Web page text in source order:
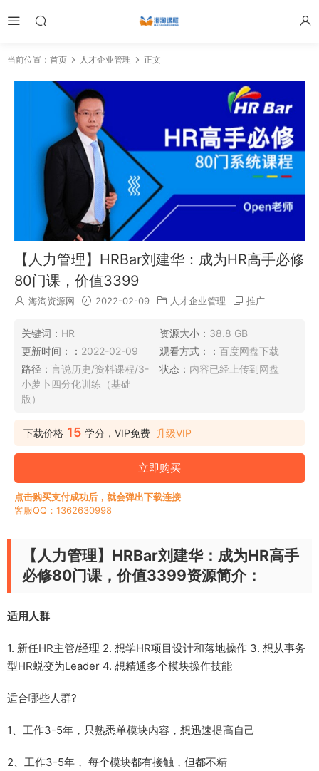
当前位置： 首页 人才企业管理 正文
【人力管理】HRBar刘建华：成为HR高手必修
80门课，价值3399
海淘资源网 2022-02-09 人才企业管理 推广
关键词： HR 资源大小： 38.8 GB
更新时间：： 2022-02-09 观看方式：： 百度网盘下载
路径： 言说历史/资料课程/3-
小萝卜四分化训练（基础
版）
状态： 内容已经上传到网盘
下载价格 15 学分，VIP免费 升级VIP
立即购买
点击购买支付成功后，就会弹出下载连接
客服QQ：1362630998
【人力管理】HRBar刘建华：成为HR高手
必修80门课，价值3399资源简介：
适用人群
1. 新任HR主管/经理 2. 想学HR项目设计和落地操作 3. 想从事务
型HR蜕变为Leader 4. 想精通多个模块操作技能
适合哪些人群?
1、工作3-5年，只熟悉单模块内容，想迅速提高自己
2、工作3-5年， 每个模块都有接触，但都不精